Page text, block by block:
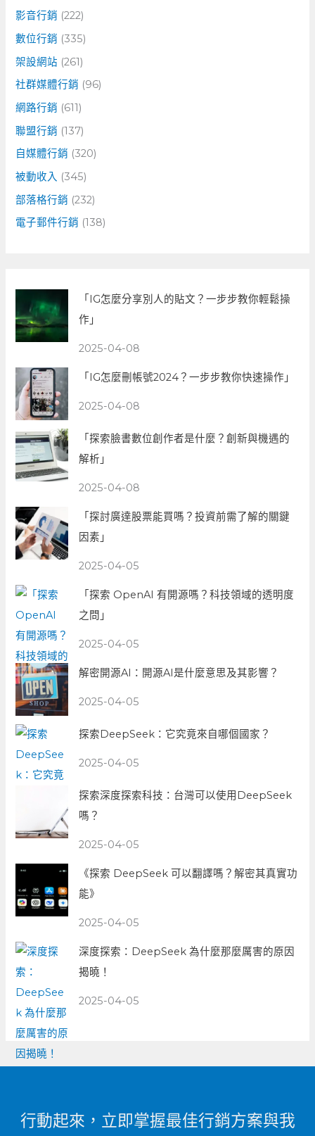
影音行銷 (222)
數位行銷 (335)
架設網站 (261)
社群媒體行銷 (96)
網路行銷 (611)
聯盟行銷 (137)
自媒體行銷 (320)
被動收入 (345)
部落格行銷 (232)
電子郵件行銷 (138)
「IG怎麼分享別人的貼文？一步步教你輕鬆操
作」
2025-04-08
「IG怎麼刪帳號2024？一步步教你快速操作」
2025-04-08
「探索臉書數位創作者是什麼？創新與機遇的
解析」
2025-04-08
「探討廣達股票能買嗎？投資前需了解的關鍵
因素」
2025-04-05
「探索 OpenAI 有開源嗎？科技領域的透明度
之問」
2025-04-05
解密開源AI：開源AI是什麼意思及其影響？
2025-04-05
探索DeepSeek：它究竟來自哪個國家？
2025-04-05
探索深度探索科技：台灣可以使用DeepSeek
嗎？
2025-04-05
《探索 DeepSeek 可以翻譯嗎？解密其真實功
能》
2025-04-05
深度探索：DeepSeek 為什麼那麼厲害的原因
揭曉！
2025-04-05
行動起來，立即掌握最佳行銷方案與我